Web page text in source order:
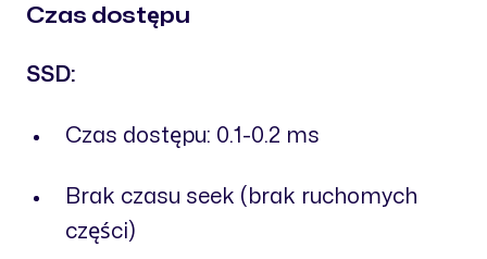
Czas dostępu
SSD:
Czas dostępu: 0.1-0.2 ms
Brak czasu seek (brak ruchomych
części)